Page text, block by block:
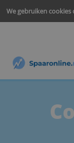
We gebruiken